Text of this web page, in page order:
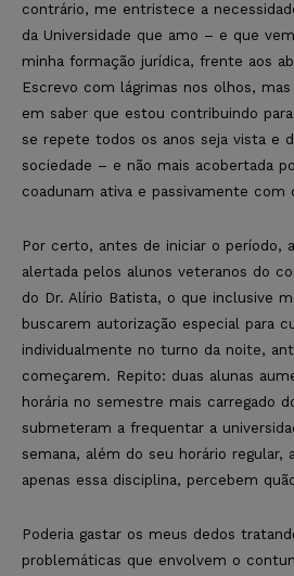
contrário, me entristece a
da Universidade que amo – e que
minha formação jurídica, frente aos
Escrevo com lágrimas nos olhos,
em saber que estou contribuindo
se repete todos os anos seja vista e
sociedade – e não mais acobertada
coadunam ativa e passivamente com
Por certo, antes de iniciar o período,
alertada pelos alunos veteranos do
do Dr. Alírio Batista, o que inclusive
buscarem autorização especial para
individualmente no turno da noite,
começarem. Repito: duas alunas
horária no semestre mais carregado
submeteram a frequentar a
semana, além do seu horário regular,
apenas essa disciplina, percebem
Poderia gastar os meus dedos
problemáticas que envolvem o